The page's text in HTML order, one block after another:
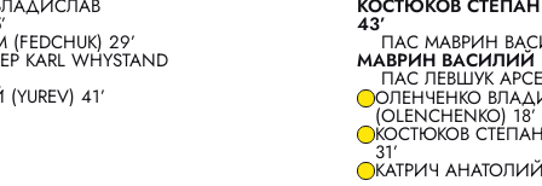
29’
KARL WHYSTAND
41’
КОСТЮКОВ
43’
ПАС МАВРИН
МАВРИН ВАСИЛИЙ
ПАС ЛЕВШУК
ОЛЕНЧЕНКО
(OLENCHENKO) 18’
КОСТЮКОВ
31’
КАТРИЧ АНАТОЛИЙ
ФИЛИМОНОВ АЛЕКСАНДР
КОПЫЛОВ АЛЕКСЕЙ